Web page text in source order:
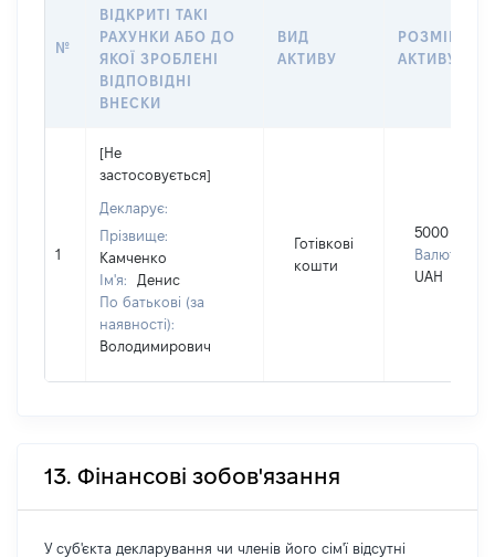
№
ВІДКРИТІ ТАКІ
РАХУНКИ АБО ДО
ЯКОЇ ЗРОБЛЕНІ
ВІДПОВІДНІ
ВНЕСКИ
ВИД
АКТИВУ
РОЗМІР
АКТИВУ
1
[Не
застосовується]
Декларує:
Прізвище:
Камченко
Ім'я:
Денис
По батькові (за
наявності):
Володимирович
Готівкові
кошти
5000
Валюта:
UAH
13. Фінансові зобов'язання
У суб'єкта декларування чи членів його сім'ї відсутні